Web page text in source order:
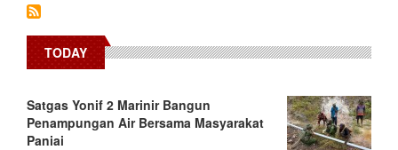
TODAY
Satgas Yonif 2 Marinir Bangun
Penampungan Air Bersama Masyarakat
Paniai